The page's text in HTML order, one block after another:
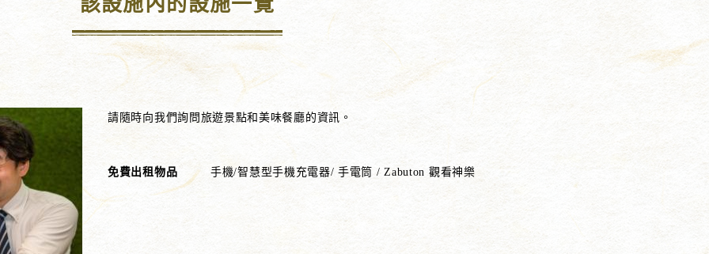
請隨時向我們詢問旅遊景點和美味餐廳的資訊。
免費出租物品 手機/智慧型手機充電器/ 手電筒 / Zabuton 觀看神樂